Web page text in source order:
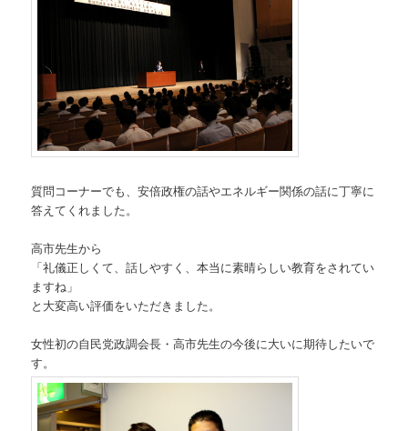
質問コーナーでも、安倍政権の話やエネルギー関係の話に丁寧に
答えてくれました。
高市先生から
「礼儀正しくて、話しやすく、本当に素晴らしい教育をされてい
ますね」
と大変高い評価をいただきました。
女性初の自民党政調会長・高市先生の今後に大いに期待したいで
す。